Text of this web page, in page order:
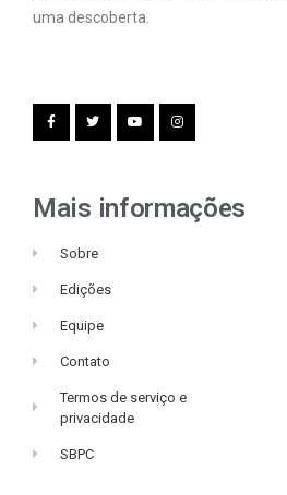
uma descoberta.
Mais informações
Sobre
Edições
Equipe
Contato
Termos de serviço e
privacidade
SBPC